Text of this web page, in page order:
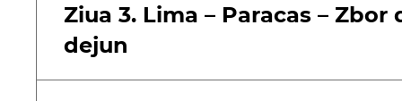
Ziua 3. Lima – Paracas –
dejun